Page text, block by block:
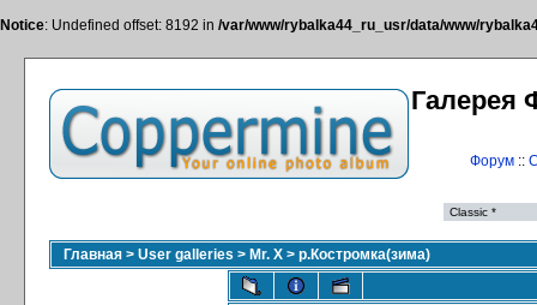
Notice: Undefined offset: 8192 in /var/www/rybalka44_ru_usr/data/www/
Галерея
Форум::
Главная > User galleries > Mr. X > р.Костромка(зима)